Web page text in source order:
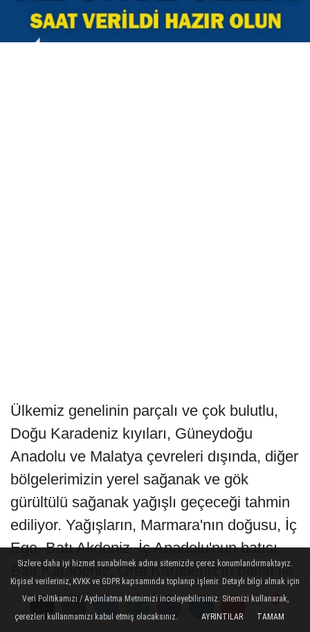
Yorumlar
Yorumlar
Yorumlar
Ülkemiz genelinin parçalı ve çok bulutlu,
Doğu Karadeniz kıyıları, Güneydoğu
Anadolu ve Malatya çevreleri dışında, diğer
bölgelerimizin yerel sağanak ve gök
gürültülü sağanak yağışlı geçeceği tahmin
ediliyor. Yağışların, Marmara'nın doğusu, İç
Ege, Batı Akdeniz, İç Anadolu'nun batısı,
Batı Karadeniz, Orta Karadeniz'in batısı ile
Kırşehir, Nevşehir, Adana, Tunceli ve
Bingöl çevrelerinde yerel kuvvetli olması
Sizlere daha iyi hizmet sunabilmek adına sitemizde çerez konumlandırmaktayız.
Kişisel verileriniz, KVKK ve GDPR kapsamında toplanıp işlenir. Detaylı bilgi almak için
Veri Politikamızı / Aydınlatma Metnimizi inceleyebilirsiniz. Sitemizi kullanarak,
çerezleri kullanmamızı kabul etmiş olacaksınız.
AYRINTILAR TAMAM